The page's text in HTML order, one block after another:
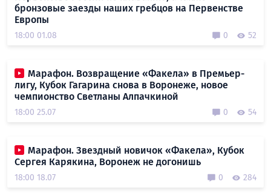
бронзовые заезды наших гребцов на Первенстве
Европы
18:00 01.08 0 52
Марафон. Возвращение «Факела» в Премьер-
лигу, Кубок Гагарина снова в Воронеже, новое
чемпионство Светланы Алпачкиной
18:00 25.07 0 54
Марафон. Звездный новичок «Факела», Кубок
Сергея Карякина, Воронеж не догонишь
18:00 18.07 0 284